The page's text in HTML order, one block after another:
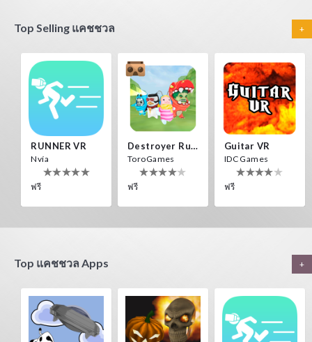
ToroGames
PANORAMA VR
Nvía
ฟรี
Voxel Fly
Cenda Games
ฟรี
IDC Games
+
Top Selling แคชชวล
RUNNER VR
Nvía
ฟรี
Destroyer Run VR
ToroGames
ฟรี
Guitar VR
IDC Games
ฟรี
LAUNCHER VR
Nvía
HEAD SOCCER VR
ToroGames ToroGames
+
Top แคชชวล Apps